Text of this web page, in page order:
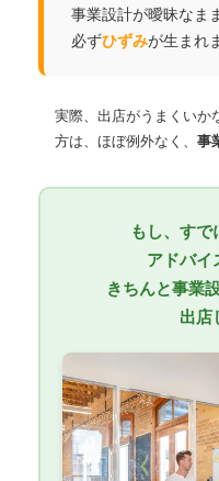
事業設計が曖昧なま
必ずひずみが生まれ
実際、出店がうまくいか
方は、ほぼ例外なく、 事
もし、す
アドバイ
きちんと事業
出